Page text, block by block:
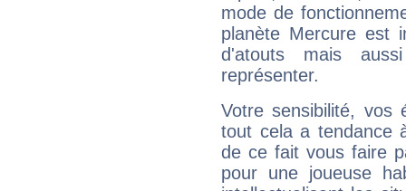
mode de
planète Mercure est
d'atouts mais
représenter.
Votre sensibilité,
tout cela a tendance
de ce fait vous faire
pour une joueuse